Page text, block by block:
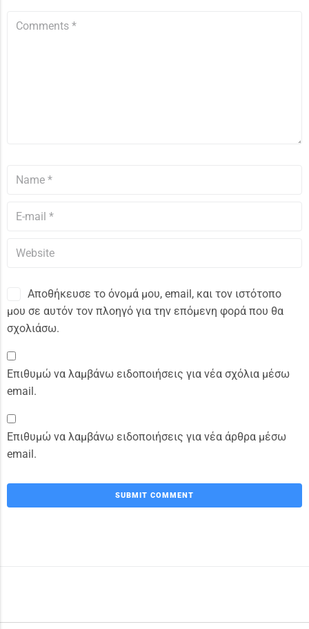
Αποθήκευσε το όνομά μου, email, και τον ιστότοπο
μου σε αυτόν τον πλοηγό για την επόμενη φορά που θα
σχολιάσω.
Επιθυμώ να λαμβάνω ειδοποιήσεις για νέα σχόλια μέσω
email.
Επιθυμώ να λαμβάνω ειδοποιήσεις για νέα άρθρα μέσω
email.